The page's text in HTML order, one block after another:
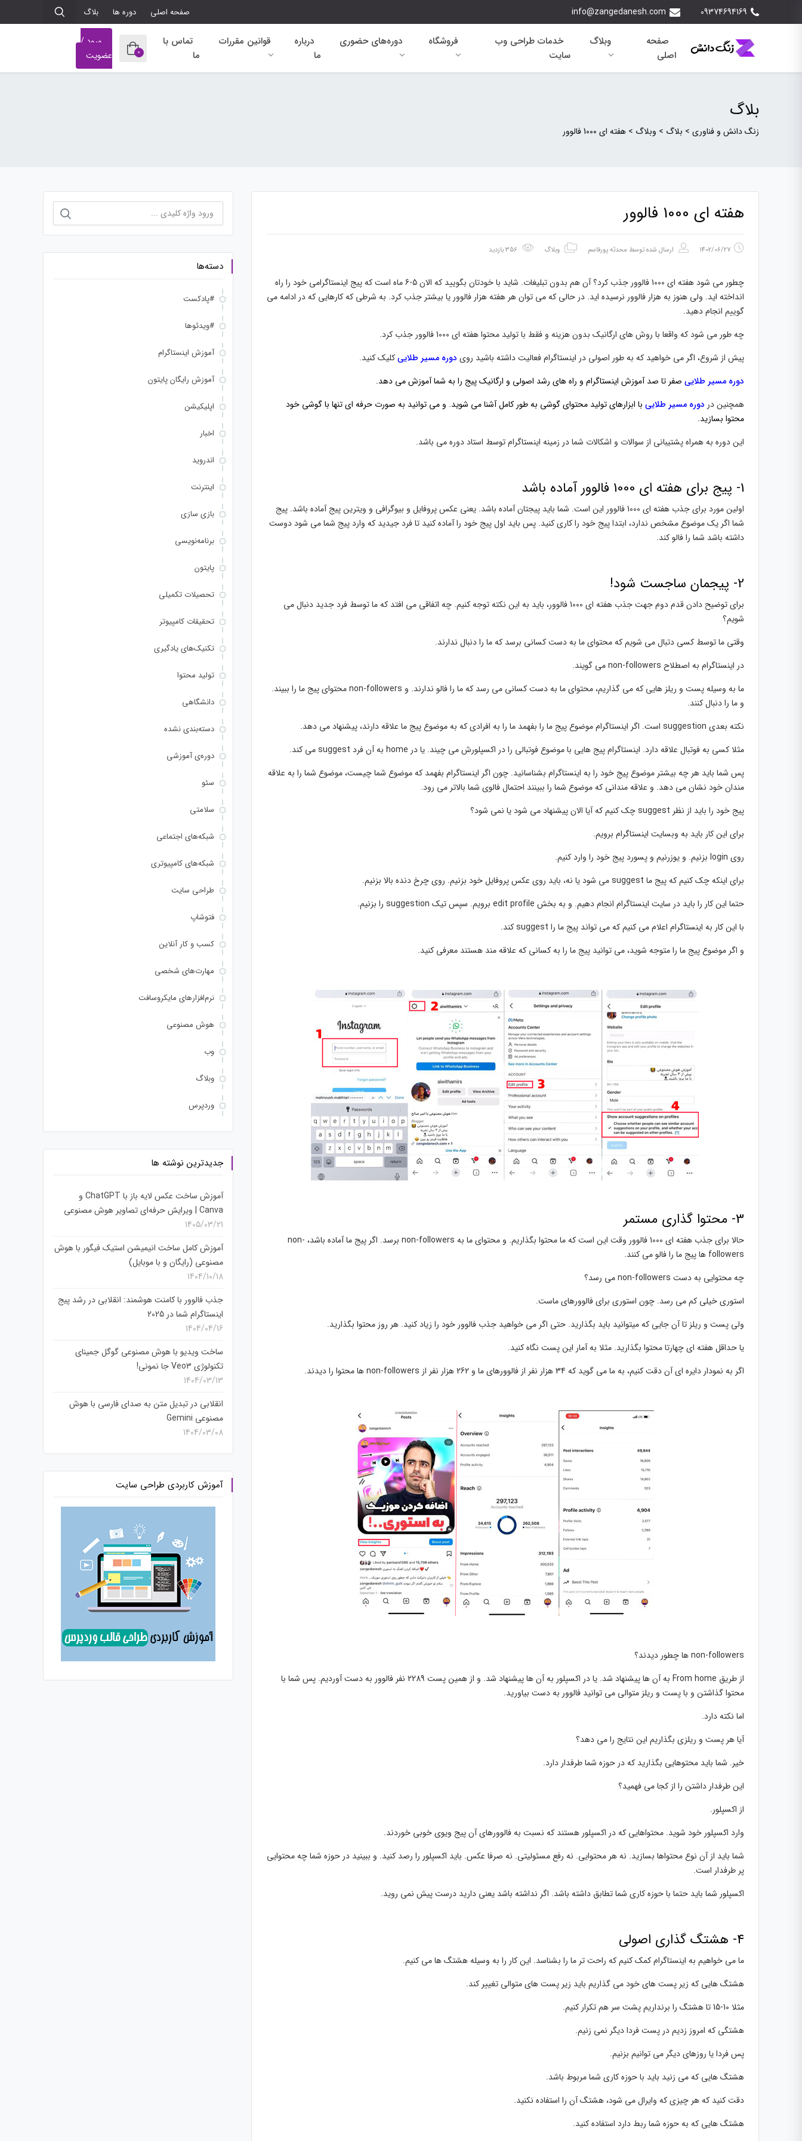
09374694169
info@zangedanesh.com صفحه اصلی دوره ها بلاگ
صفحه
اصلی
وبلاگ
خدمات طراحی وب
سایت
فروشگاه دوره‌های حضوری
درباره
ما
قوانین مقررات
تماس با
ما
0
ورود /
عضویت
بلاگ
زنگ دانش و فناوری > بلاگ > وبلاگ > هفته ای 1000 فالوور
هفته ای 1000 فالوور
1402/06/27 ارسال شده توسط محدثه پورقاسم وبلاگ
چطور می شود هفته ای 1000 فالوور جذب کرد؟ آن هم بدون تبلیغات. شاید با خودتان بگویید که الان 5-6 ماه است که پیج اینستاگرامی خود را راه
انداخته اید. ولی هنوز به هزار فالوور نرسیده اید. در حالی که می توان هر هفته هزار فالوور یا بیشتر جذب کرد. به شرطی که کارهایی که در ادامه می
گوییم انجام دهید.
چه طور می شود که واقعا با روش های ارگانیک بدون هزینه و فقط با تولید محتوا هفته ای 1000 فالوور جذب کرد.
پیش از شروع، اگر می خواهید که به طور اصولی در اینستاگرام فعالیت داشته باشید روی دوره مسیر طلاییکلیک کنید.
دوره مسیر طلایی صفر تا صد آموزش اینستاگرام و راه های رشد اصولی و ارگانیک پیج را به شما آموزش می دهد.
همچنین در دوره مسیر طلایی با ابزارهای تولید محتوای گوشی به طور کامل آشنا می شوید. و می توانید به صورت حرفه ای تنها با گوشی خود
محتوا بسازید.
این دوره به همراه پشتیبانی از سوالات و اشکالات شما در زمینه اینستاگرام توسط استاد دوره می باشد.
1- پیج برای هفته ای 1000 فالوور آماده باشد
اولین مورد برای جذب هفته ای 1000 فالوور این است. شما باید پیجتان آماده باشد. یعنی عکس پروفایل و بیوگرافی و ویترین پیج آماده باشد. پیج
شما اگر یک موضوع مشخص ندارد، ابتدا پیج خود را کاری کنید. پس باید اول پیج خود را آماده کنید تا فرد جیدید که وارد پیج شما می شود دوست
داشته باشد شما را فالو کند.
2- پیجمان ساجست شود!
برای توضیح دادن قدم دوم جهت جذب هفته ای 1000 فالوور، باید به این نکته توجه کنیم. چه اتفاقی می افتد که ما توسط فرد جدید دنبال می
شویم؟
وقتی ما توسط کسی دتبال می شویم که محتوای ما به دست کسانی برسد که ما را دنبال ندارند.
در اینستاگرام به اصطلاح non-followers می گویند.
ما به وسیله پست و ریلز هایی که می گذاریم، محتوای ما به دست کسانی می رسد که ما را فالو ندارند. و non-followers محتوای پیج ما را ببیند.
و ما را دنبال کنند.
نکته بعدی suggestion است. اگر اینستاگرام موضوع پیج ما را بفهمد ما را به افرادی که به موضوع پیج ما علاقه دارند، پیشنهاد می دهد.
مثلا کسی به فوتبال علاقه دارد. اینستاگرام پیج هایی با موضوع فوتبالی را در اکسپلورش می چیند. یا در home به آن فرد suggest می کند.
پس شما باید هر چه بیشتر موضوع پیج خود را به اینستاگرام بشناسانید. چون اگر اینستاگرام بفهمد که موضوع شما چیست، موضوع شما را به علاقه
مندان خود نشان می دهد. و علاقه مندانی که موضوع شما را ببینند احتمال فالوی شما بالاتر می رود.
پیج خود را باید از نظر suggest چک کنیم که آیا الان پیشنهاد می شود یا نمی شود؟
برای این کار باید به وبسایت اینستاگرام برویم.
روی login بزنیم. و یوزرنیم و پسورد پیج خود را وارد کنیم.
برای اینکه چک کنیم که پیج ما suggest می شود یا نه، باید روی عکس پروفایل خود بزنیم. روی چرخ دنده بالا بزنیم.
حتما این کار را باید در سایت اینستاگرام انجام دهیم. و به بخش edit profile برویم. سپس تیک suggestion را بزنیم.
با این کار به اینستاگرام اعلام می کنیم که می تواند پیج ما را suggest کند.
و اگر موضوع پیج ما را متوجه شوید، می توانید پیج ما را به کسانی که علاقه مند هستند معرفی کنید.
3- محتوا گذاری مستمر
حالا برای جذب هفته ای 1000 فالوور وقت این است که ما محتوا بگذاریم. و محتوای ما به non-followers برسد. اگر پیج ما آماده باشد، non-
followers ها پیج ما را فالو می کنند.
چه محتوایی به دست non-followers می رسد؟
استوری خیلی کم می رسد. چون استوری برای فالوورهای ماست.
ولی پست و ریلز تا آن جایی که میتوانید باید بگذارید. حتی اگر می خواهید جذب فالوور خود را زیاد کنید. هر روز محتوا بگذارید.
یا حداقل هفته ای چهارتا محتوا بگذارید. مثلا به آمار این پست نگاه کنید.
اگر به نمودار دایره ای آن دقت کنیم، به ما می گوید که 34 هزار نفر از فالوورهای ما و 262 هزار نفر از non-followers ها محتوا را دیدند.
non-followers ها چطور دیدند؟
از طریق From home به آن ها پیشنهاد شد. یا در اکسپلور به آن ها پیشنهاد شد. و از همین پست 2289 نفر فالوور به دست آوردیم. پس شما با
محتوا گذاشتن و با پست و ریلز متوالی می توانید فالوور به دست بیاورید.
اما نکته دارد.
آیا هر پست و ریلزی بگذاریم این نتایج را می دهد؟
خیر. شما باید محتوهایی بگذارید که در حوزه شما طرفدار دارد.
این طرفدار داشتن را از کجا می فهمید؟
از اکسپلور.
وارد اکسپلور خود شوید. محتواهایی که در اکسپلور هستند که نسبت به فالوورهای آن پیج ویوی خوبی خوردند.
شما باید از آن نوع محتواها بسازید. نه هر محتوایی. نه رفع مسئولیتی. نه صرفا عکس. باید اکسپلور را رصد کنید. و ببینید در حوزه شما چه محتوایی
پر طرفدار است.
اکسپلور شما باید حتما با حوزه کاری شما تطابق داشته باشد. اگر نداشته باشد یعنی دارید درست پیش نمی روید.
4- هشتگ گذاری اصولی
ما می خواهیم به اینستاگرام کمک کنیم که راحت تر ما را بشناسد. این کار را به وسیله هشتگ ها می کنیم.
هشتگ هایی که زیر پست های خود می گذاریم باید زیر پست های متوالی تغییر کند.
مثلا 10-15 تا هشتگ را برنداریم پشت سر هم تکرار کنیم.
هشتگی که امروز زدیم در پست فردا دیگر نمی زنیم.
پس فردا یا روزهای دیگر می توانیم بزنیم.
هشتگ هایی که می زنید باید با حوزه کاری شما مربوط باشد.
دقت کنید که هر چیزی که وایرال می شود، هشتگ آن را استفاده نکنید.
هشتگ هایی که به حوزه شما ربط دارد استفاده کنید.
برای:
دسته‌ها
#پادکست
#ویدئوها
آموزش اینستاگرام
آموزش رایگان پایتون
اپلیکیشن
اخبار
اندروید
اینترنت
بازی سازی
برنامه‌نویسی
پایتون
تحصیلات تکمیلی
تحقیقات کامپیوتر
تکنیک‌های یادگیری
تولید محتوا
دانشگاهی
دسته‌بندی نشده
دوره‌ی آموزشی
سئو
سلامتی
شبکه‌های اجتماعی
شبکه‌های کامپیوتری
طراحی سایت
فتوشاپ
کسب و کار آنلاین
مهارت‌های شخصی
نرم‌افزارهای مایکروسافت
هوش مصنوعی
وب
وبلاگ
وردپرس
جدیدترین نوشته ها
آموزش ساخت عکس لایه باز با ChatGPT و
Canva | ویرایش حرفه‌ای تصاویر هوش مصنوعی
1405/03/21
آموزش کامل ساخت انیمیشن استیک فیگور با هوش
مصنوعی (رایگان و با موبایل)
1404/10/18
جذب فالوور با کامنت هوشمند: انقلابی در رشد پیج
اینستاگرام شما در 2025
1404/04/16
ساخت ویدیو با هوش مصنوعی گوگل جمینای
تکنولوژی Veo3 جا نمونی!
1404/03/13
انقلابی در تبدیل متن به صدای فارسی با هوش
مصنوعی Gemini
1404/03/08
آموزش کاربردی طراحی سایت